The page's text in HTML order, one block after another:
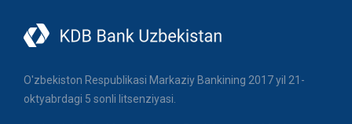
O'zbekiston Respublikasi Markaziy Bankining 2017 yil 21-
oktyabrdagi 5 sonli litsenziyasi.